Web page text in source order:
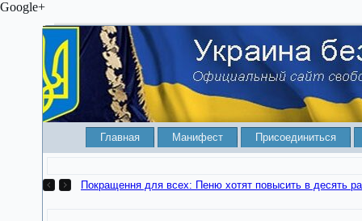
Google+
Главная Манифест Присоединиться
Покращення для всех: Пеню хотят повысить в десять